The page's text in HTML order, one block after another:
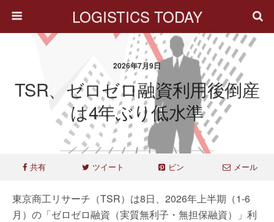
LOGISTICS TODAY
2026年7月9日
TSR、ゼロゼロ融資利用後倒産
は4年ぶり低水準
共有 ツイート ピン メール
東京商工リサーチ（TSR）は8日、2026年上半期（1-6
月）の「ゼロゼロ融資（実質無利子・無担保融資）」利